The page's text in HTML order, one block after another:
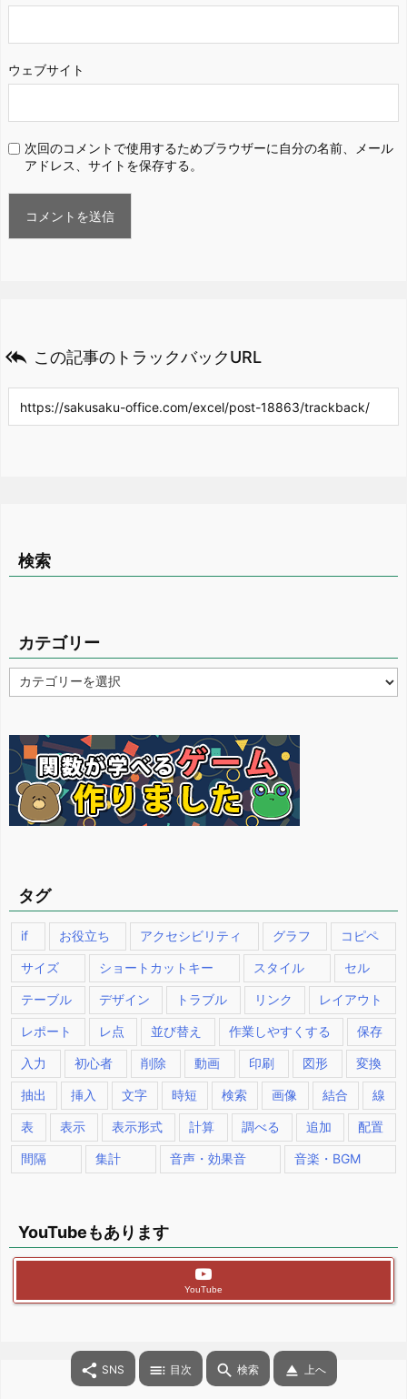
ウェブサイト
次回のコメントで使用するためブラウザーに自分の名前、メール
アドレス、サイトを保存する。
 この記事のトラックバックURL
検索
カテゴリー
テ
ー
タグ
if お役立ち アクセシビリティ グラフ コピペ
サイズ ショートカットキー スタイル セル
テーブル デザイン トラブル リンク レイアウト
レポート レ点 並び替え 作業しやすくする 保存
入力 初心者 削除 動画 印刷 図形 変換
抽出 挿入 文字 時短 検索 画像 結合 線
表 表示 表示形式 計算 調べる 追加 配置
間隔 集計 音声・効果音 音楽・BGM
YouTubeもあります
YouTube
 SNS  目次  検索  上へ